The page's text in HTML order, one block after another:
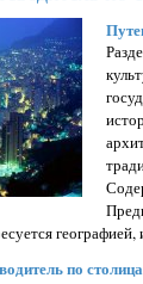
по